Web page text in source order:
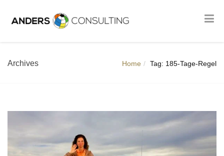
Archives Home Tag: 185-Tage-Regel